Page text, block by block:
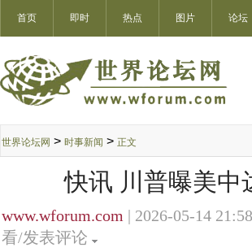
首页 即时 热点 图片 论坛
世界论坛网 > 时事新闻 > 正文
快讯 川普曝美中
www.wforum.com | 2026-05-14
看/发表评论